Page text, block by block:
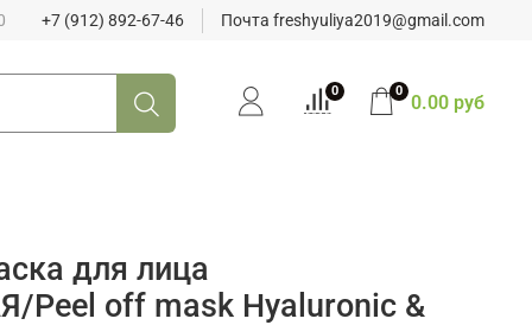
+7 (912) 892-67-46 Почта freshyuliya2019@gmail.com
0 0 0.00 руб
для лица
off mask Hyaluronic &